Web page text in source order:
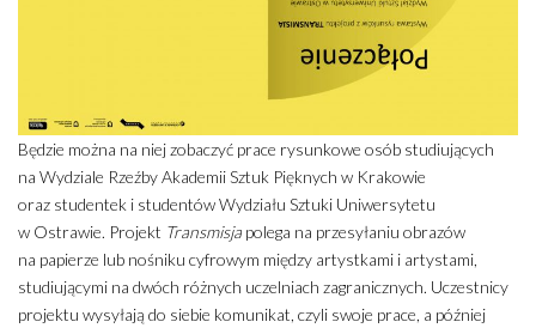
Będzie można na niej zobaczyć prace rysunkowe osób studiujących
na Wydziale Rzeźby Akademii Sztuk Pięknych w Krakowie
oraz studentek i studentów Wydziału Sztuki Uniwersytetu
w Ostrawie. Projekt Transmisja polega na przesyłaniu obrazów
na papierze lub nośniku cyfrowym między artystkami i artystami,
studiującymi na dwóch różnych uczelniach zagranicznych. Uczestnicy
projektu wysyłają do siebie komunikat, czyli swoje prace, a później